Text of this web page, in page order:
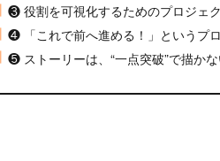
❸ 役割を可視化するためのプロジェ
❹ 「これで前へ進める！」というプ
❺ ストーリーは、“一点突破”で描かな